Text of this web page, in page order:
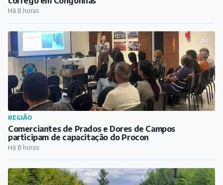
Comerciantes de Prados e Dores de Campos
participam de capacitação do Procon
Há 8 horas
CIDADE
Radares são retirados da MG-338, entre Barbacena e
Campolide
Há 8 horas